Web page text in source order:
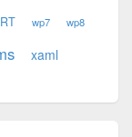
wp7 wp8
xaml